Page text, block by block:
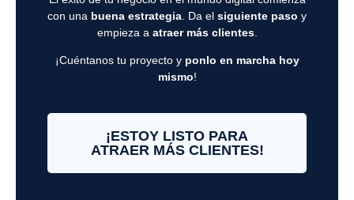
con una buena estrategia . Da el siguiente paso y
empieza a atraer más clientes.
¡Cuéntanos tu proyecto y ponlo en marcha hoy
mismo!
¡ESTOY LISTO PARA
ATRAER MÁS CLIENTES!